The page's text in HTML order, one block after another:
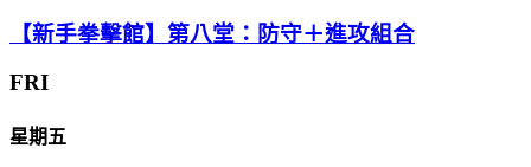
【新手拳擊館】第八堂：防守＋進攻組合
FRI
星期五